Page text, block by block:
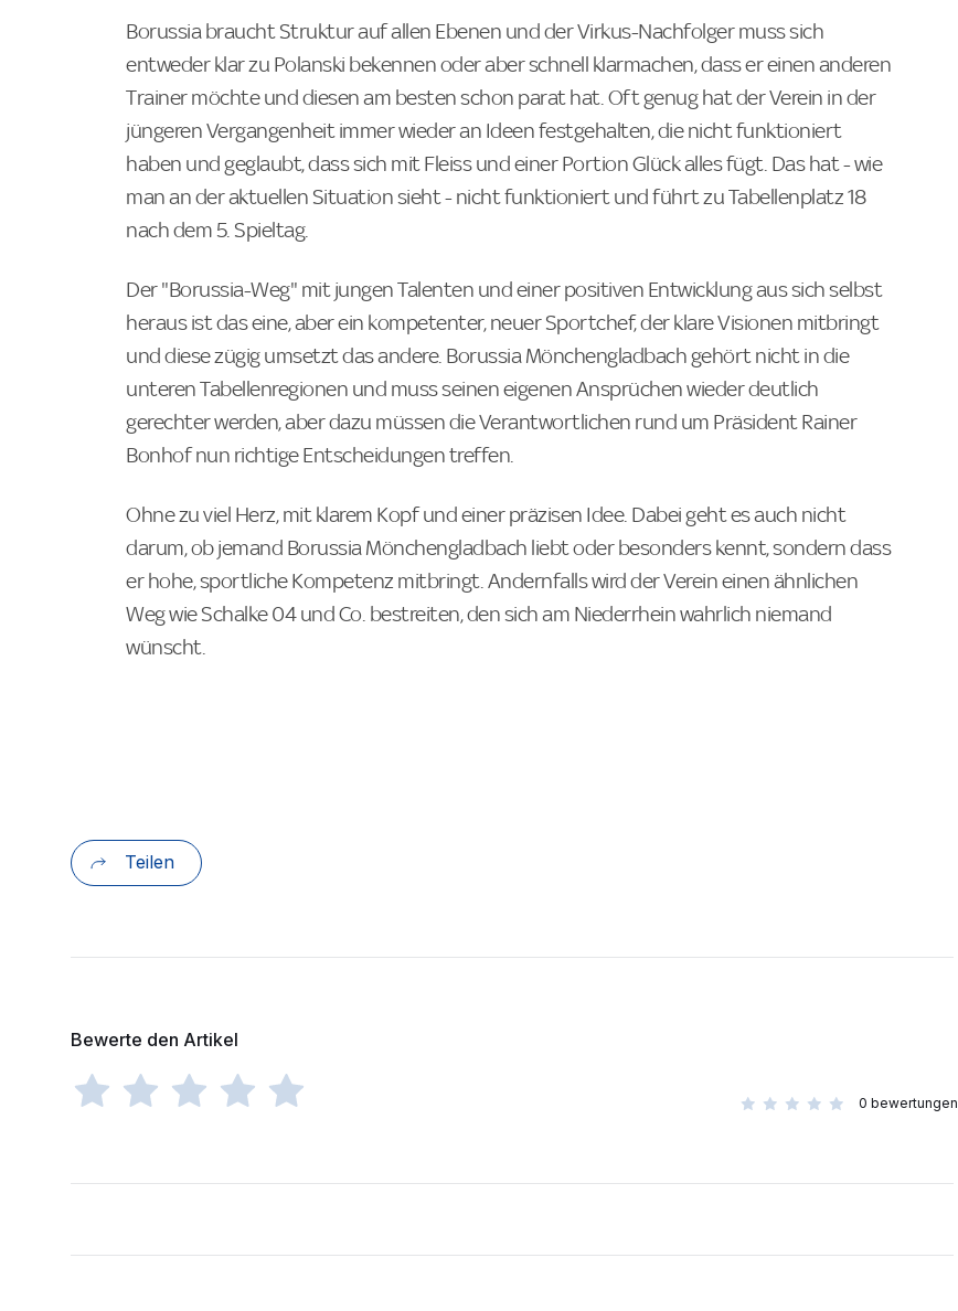
Borussia braucht Struktur auf allen Ebenen und der Virkus-Nachfolger muss sich
entweder klar zu Polanski bekennen oder aber schnell klarmachen, dass er einen anderen
Trainer möchte und diesen am besten schon parat hat. Oft genug hat der Verein in der
jüngeren Vergangenheit immer wieder an Ideen festgehalten, die nicht funktioniert
haben und geglaubt, dass sich mit Fleiss und einer Portion Glück alles fügt. Das hat - wie
man an der aktuellen Situation sieht - nicht funktioniert und führt zu Tabellenplatz 18
nach dem 5. Spieltag.
Der "Borussia-Weg" mit jungen Talenten und einer positiven Entwicklung aus sich selbst
heraus ist das eine, aber ein kompetenter, neuer Sportchef, der klare Visionen mitbringt
und diese zügig umsetzt das andere. Borussia Mönchengladbach gehört nicht in die
unteren Tabellenregionen und muss seinen eigenen Ansprüchen wieder deutlich
gerechter werden, aber dazu müssen die Verantwortlichen rund um Präsident Rainer
Bonhof nun richtige Entscheidungen treffen.
Ohne zu viel Herz, mit klarem Kopf und einer präzisen Idee. Dabei geht es auch nicht
darum, ob jemand Borussia Mönchengladbach liebt oder besonders kennt, sondern dass
er hohe, sportliche Kompetenz mitbringt. Andernfalls wird der Verein einen ähnlichen
Weg wie Schalke 04 und Co. bestreiten, den sich am Niederrhein wahrlich niemand
wünscht.
Teilen
Bewerte den Artikel
0 bewertungen